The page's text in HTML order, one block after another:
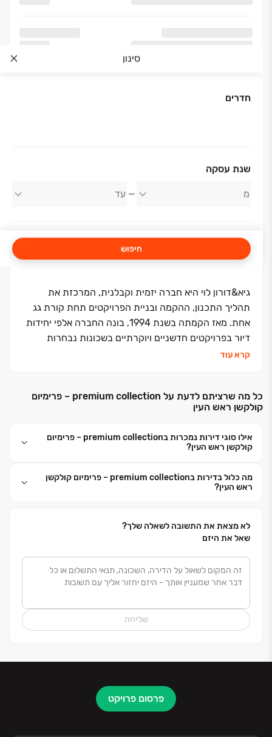
סינון
חדרים
שנת עסקה
חיפוש
אודות החברה
גיא - דורון לוי
גיא&דורון לוי היא חברה יזמית וקבלנית, המרכזת את
תהליך התכנון, ההקמה ובניית הפרויקטים תחת קורת גג
אחת. מאז הקמתה בשנת 1994, בונה החברה אלפי יחידות
דיור בפרויקטים חדשניים ויוקרתיים בשכונות נבחרות
בערים כמו תל אביב, רעננה – שכונת נווה זמר, כפר סבא
טכנולוגיות בנייה מתקדמות, בהתאם לתקנים בינלאומיים
מחמירים.
גיא&דורון לוי ידועה כחברה אמינה ומקצועית, המשקיעה
ודיאלוג עם הלקוחות. הליווי האישי, השירות המקצועי,
המענה החכם והשקיפות המוחלטת הם ערכיה המרכזיים
קרא עוד
כל מה שרציתם לדעת על premium collection – פרימיום
קולקשן ראש העין
אילו סוגי דירות נמכרות בpremium collection – פרימיום
קולקשן ראש העין?
מה כלול בדירות בpremium collection – פרימיום קולקשן
ראש העין?
לא מצאת את התשובה לשאלה שלך?
שאל את היזם
שליחה
פרסום פרויקט